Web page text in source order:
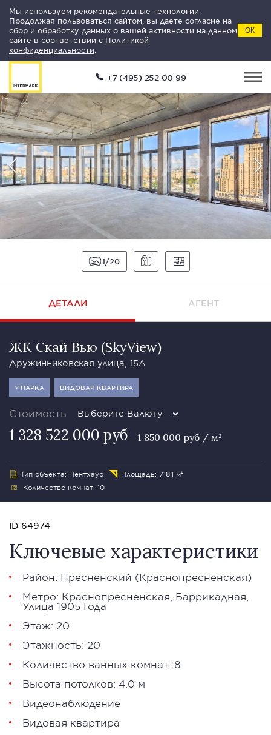
Мы используем рекомендательные технологии.
Продолжая пользоваться сайтом, вы даете согласие на
сбор и обработку данных о вашей активности на данном
сайте в соответствии с Политикой
конфиденциальности
ОК
+7 (495) 252 00 99
1 20
ДЕТАЛИ АГЕНТ
ЖК Скай Вью (SkyView)
Дружинниковская улица, 15А
У ПАРКА ВИДОВАЯ КВАРТИРА
Стоимость Выберите Валюту
1 328 522 000 руб 1 850 000 руб / м²
Тип объекта: Пентхаус
Площадь: 718.1 м²
Количество комнат: 10
ID 64974
Ключевые характеристики
Район: Пресненский (Краснопресненская)
Метро: Краснопресненская Баррикадная
Улица 1905 Года
Этаж: 20
Этажность: 20
Количество ванных комнат: 8
Высота потолков: 4.0 м
Видеонаблюдение
Видовая квартира